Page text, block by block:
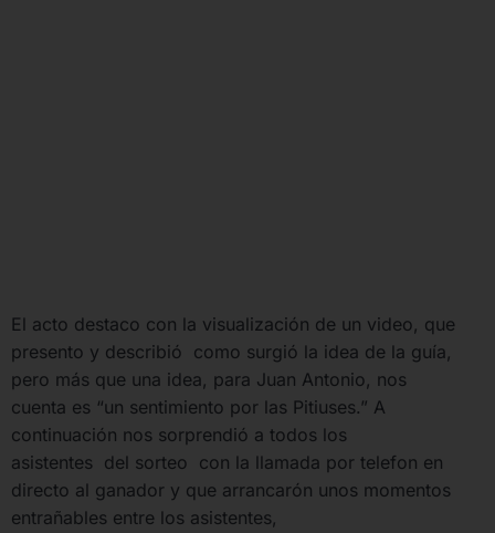
El acto destaco con la visualización de un video, que
presento y describió como surgió la idea de la guía,
pero más que una idea, para Juan Antonio, nos
cuenta es “un sentimiento por las Pitiuses.” A
continuación nos sorprendió a todos los
asistentes del sorteo con la llamada por telefon en
directo al ganador y que arrancarón unos momentos
entrañables entre los asistentes,